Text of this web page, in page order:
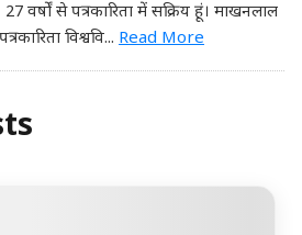
27 वर्षों से पत्रकारिता में सक्रिय हूं। माखनलाल
विश्ववि... Read More